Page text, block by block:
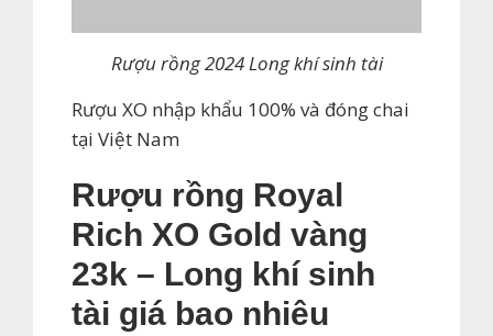
Rượu rồng 2024 Long khí sinh tài
Rượu XO nhập khẩu 100% và đóng chai
tại Việt Nam
Rượu rồng Royal
Rich XO Gold vàng
23k – Long khí sinh
tài giá bao nhiêu